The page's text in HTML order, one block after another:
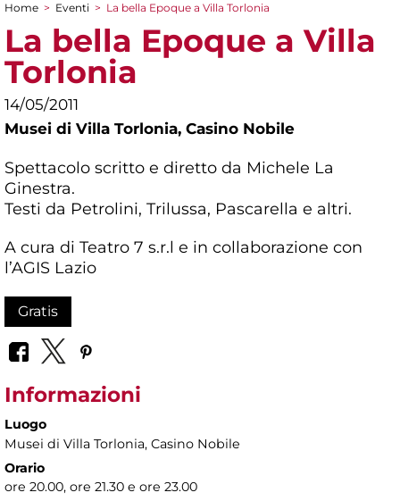
Tu sei qui
Home > Eventi > La bella Epoque a Villa Torlonia
La bella Epoque a Villa
Torlonia
14/05/2011
Musei di Villa Torlonia, Casino Nobile
Spettacolo scritto e diretto da Michele La
Ginestra.
Testi da Petrolini, Trilussa, Pascarella e altri.
A cura di Teatro 7 s.r.l e in collaborazione con
l’AGIS Lazio
Gratis
Informazioni
Luogo
Musei di Villa Torlonia, Casino Nobile
Orario
ore 20.00, ore 21.30 e ore 23.00